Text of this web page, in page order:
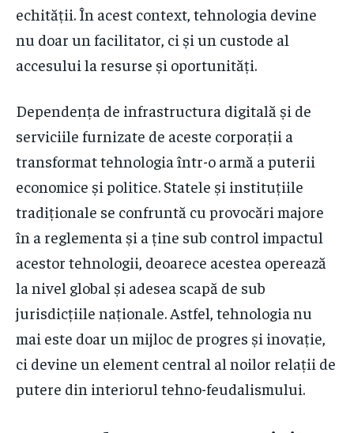
echității. În acest context, tehnologia devine
nu doar un facilitator, ci și un custode al
accesului la resurse și oportunități.
Dependența de infrastructura digitală și de
serviciile furnizate de aceste corporații a
transformat tehnologia într-o armă a puterii
economice și politice. Statele și instituțiile
tradiționale se confruntă cu provocări majore
în a reglementa și a ține sub control impactul
acestor tehnologii, deoarece acestea operează
la nivel global și adesea scapă de sub
jurisdicțiile naționale. Astfel, tehnologia nu
mai este doar un mijloc de progres și inovație,
ci devine un element central al noilor relații de
putere din interiorul tehno-feudalismului.